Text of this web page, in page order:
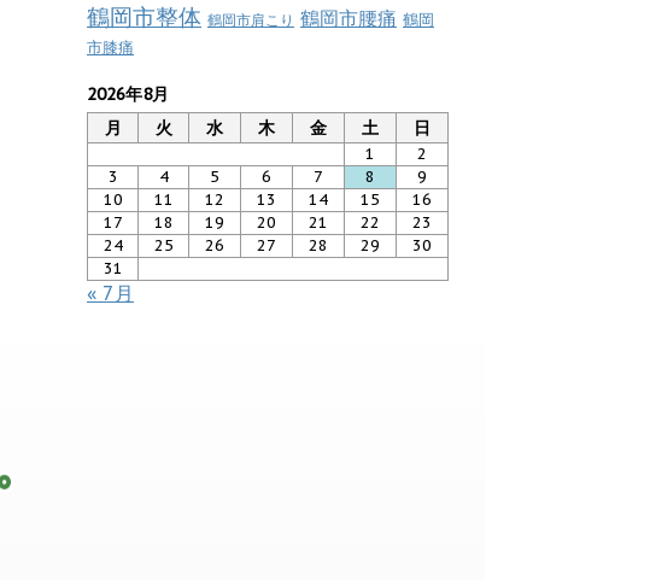
鶴岡市整体 鶴岡市肩こり 鶴岡市腰痛 鶴岡
市膝痛
2026年8月
月
火 水 木 金 土 日
1
2
3
4 5 6 7 8
9
10
11 12 13 14 15
16
17
18 19 20 21 22
23
24
25 26 27 28 29
30
31
« 7月